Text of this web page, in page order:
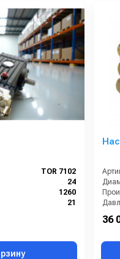
TOR 7102
24
1260
21
36